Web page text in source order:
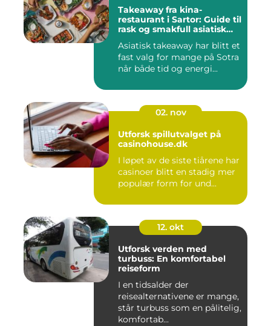
Takeaway fra kina-
restaurant i Sartor: Guide til
rask og smakfull asiatisk
Asiatisk takeaway har blitt et
fast valg for mange på Sotra
når både tid og energi...
02. nov
Utforsk spillutvalget på
casinohouse.dk
I løpet av de siste tiårene har
casinoer blitt en stadig mer
populær form for und...
12. okt
Utforsk verden med
turbuss: En komfortabel
reiseform
I en tidsalder der
reisealternativene er mange,
står turbuss som en pålitelig,
komfortab...